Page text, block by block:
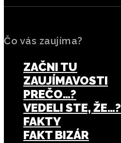
Čo vás zaujíma?
ZAČNI TU
ZAUJÍMAVOSTI
PREČO…?
VEDELI STE, ŽE…?
FAKTY
FAKT BIZÁR